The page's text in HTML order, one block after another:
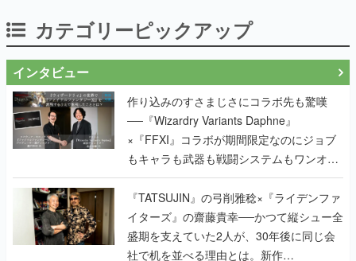
カテゴリーピックアップ
インタビュー
作り込みのすさまじさにコラボ先も驚嘆
──『Wizardry Variants Daphne』
×『FFXI』コラボが期間限定なのにジョブ
もキャラも武器も戦闘システムもワンオフ
で作り込まれた理由を両ディレクターに聞
く
『TATSUJIN』の弓削雅稔×『ライデンファ
イターズ』の齋藤貴幸──かつて縦シュー全
盛期を支えていた2人が、30年後に同じ会
社で机を並べる理由とは。新作